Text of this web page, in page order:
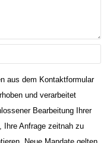
aus dem Kontaktformular
und verarbeitet
Bearbeitung Ihrer
Ihre Anfrage zeitnah zu